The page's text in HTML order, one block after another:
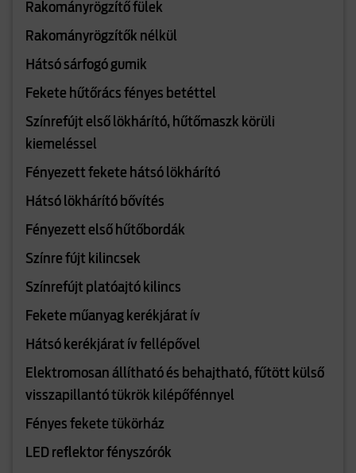
Rakományrögzítő fülek
Rakományrögzítők nélkül
Hátsó sárfogó gumik
Fekete hűtőrács fényes betéttel
Színrefújt első lökhárító, hűtőmaszk körüli
kiemeléssel
Fényezett fekete hátsó lökhárító
Hátsó lökhárító bővítés
Fényezett első hűtőbordák
Színre fújt kilincsek
Színrefújt platóajtó kilincs
Fekete műanyag kerékjárat ív
Hátsó kerékjárat ív fellépővel
Elektromosan állítható és behajtható, fűtött külső
visszapillantó tükrök kilépőfénnyel
Fényes fekete tükörház
LED reflektor fényszórók